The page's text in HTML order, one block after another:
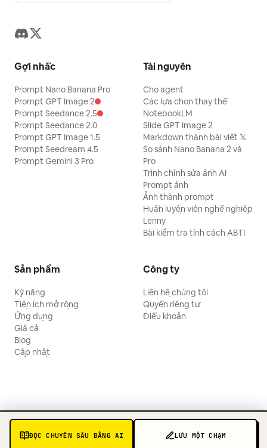
ĐỌC CHUYÊN SÂU BẰNG AI LƯU MỘT CHẠM
Gợi nhắc
Prompt Nano Banana Pro
Prompt GPT Image 2
Prompt Seedance 2.5
Prompt Seedance 2.0
Prompt GPT Image 1.5
Prompt Seedream 4.5
Prompt Gemini 3 Pro
Tài nguyên
Cho agent
Các lựa chọn thay thế
NotebookLM
Slide GPT Image 2
Markdown thành bài viết 𝕏
So sánh Nano Banana 2 và
Pro
Trình chỉnh sửa ảnh AI
Prompt ảnh
Ảnh thành prompt
Huấn luyện viên nghề nghiệp
Lenny
Bài kiểm tra tính cách ABTI
Sản phẩm
Kỹ năng
Tiện ích mở rộng
Ứng dụng
Giá cả
Blog
Cập nhật
Công ty
Liên hệ chúng tôi
Quyền riêng tư
Điều khoản